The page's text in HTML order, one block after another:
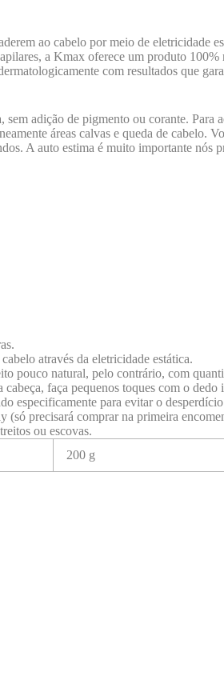
ao cabelo por meio de eletricidade
a Kmax oferece um produto
com resultados que
adição de pigmento ou corante. Para
áreas calvas e queda de cabelo.
A auto estima é muito importante nós
através da eletricidade estática.
pouco natural, pelo contrário, com
faça pequenos toques com o
especificamente para evitar o
precisará comprar na primeira
ou escovas.
200 g